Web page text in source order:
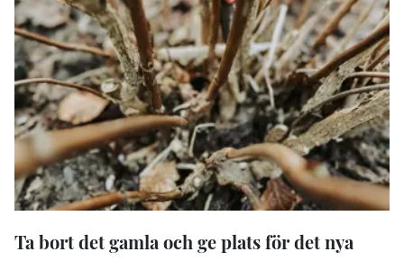
Ta bort det gamla och ge plats för det nya